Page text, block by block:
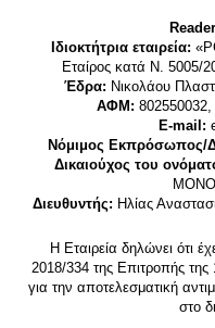
Ιδιοκτήτρια εταιρεία:
Εταίρος κατά Ν. 5005/
Έδρα: Νικολάου
ΑΦΜ: 802550032,
E-mail:
Νόμιμος Εκπρόσωπος/
Δικαιούχος του
Διευθυντής: Ηλίας
Η Εταιρεία δηλώνει ότι
2018/334 της Επιτροπής της
για την αποτελεσματική
στο